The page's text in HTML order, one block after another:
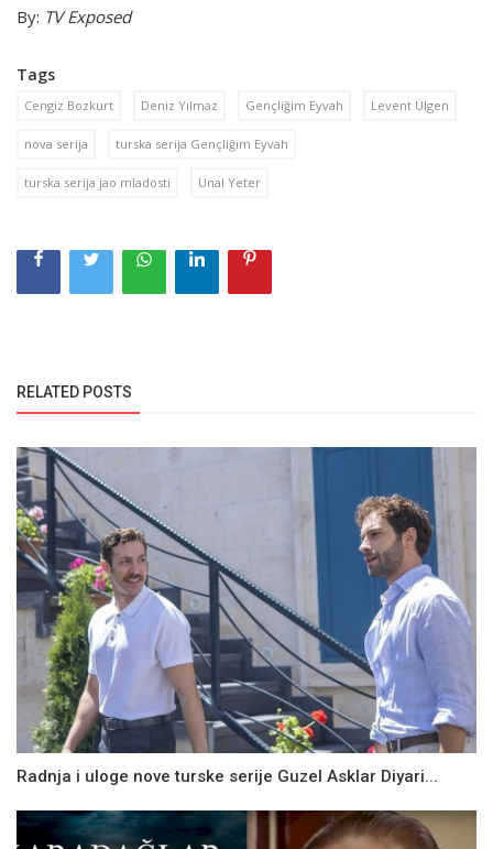
By: TV Exposed
Tags
Cengiz Bozkurt Deniz Yılmaz Gençliğim Eyvah Levent Ülgen
nova serija turska serija Gençliğim Eyvah
turska serija jao mladosti Ünal Yeter
RELATED POSTS
Radnja i uloge nove turske serije Guzel Asklar Diyari...